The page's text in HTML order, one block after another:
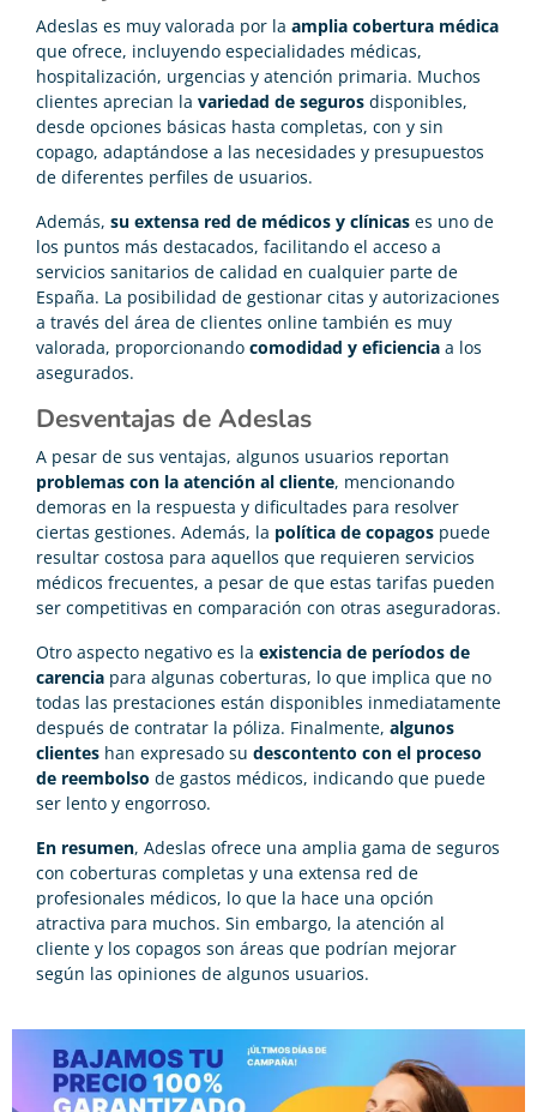
Adeslas es muy valorada por la amplia cobertura médica
que ofrece, incluyendo especialidades médicas,
hospitalización, urgencias y atención primaria. Muchos
clientes aprecian la variedad de seguros disponibles,
desde opciones básicas hasta completas, con y sin
copago, adaptándose a las necesidades y presupuestos
de diferentes perfiles de usuarios.
Además, su extensa red de médicos y clínicas es uno de
los puntos más destacados, facilitando el acceso a
servicios sanitarios de calidad en cualquier parte de
España. La posibilidad de gestionar citas y autorizaciones
a través del área de clientes online también es muy
valorada, proporcionando comodidad y eficiencia a los
asegurados.
Desventajas de Adeslas
A pesar de sus ventajas, algunos usuarios reportan
problemas con la atención al cliente, mencionando
demoras en la respuesta y dificultades para resolver
ciertas gestiones. Además, la política de copagos puede
resultar costosa para aquellos que requieren servicios
médicos frecuentes, a pesar de que estas tarifas pueden
ser competitivas en comparación con otras aseguradoras.
Otro aspecto negativo es la existencia de períodos de
carencia para algunas coberturas, lo que implica que no
todas las prestaciones están disponibles inmediatamente
después de contratar la póliza. Finalmente, algunos
clientes han expresado su descontento con el proceso
de reembolso de gastos médicos, indicando que puede
ser lento y engorroso.
En resumen, Adeslas ofrece una amplia gama de seguros
con coberturas completas y una extensa red de
profesionales médicos, lo que la hace una opción
atractiva para muchos. Sin embargo, la atención al
cliente y los copagos son áreas que podrían mejorar
según las opiniones de algunos usuarios.